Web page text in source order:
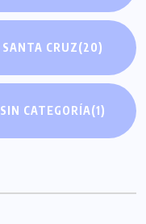
SANTA CRUZ(20)
SIN CATEGORÍA(1)